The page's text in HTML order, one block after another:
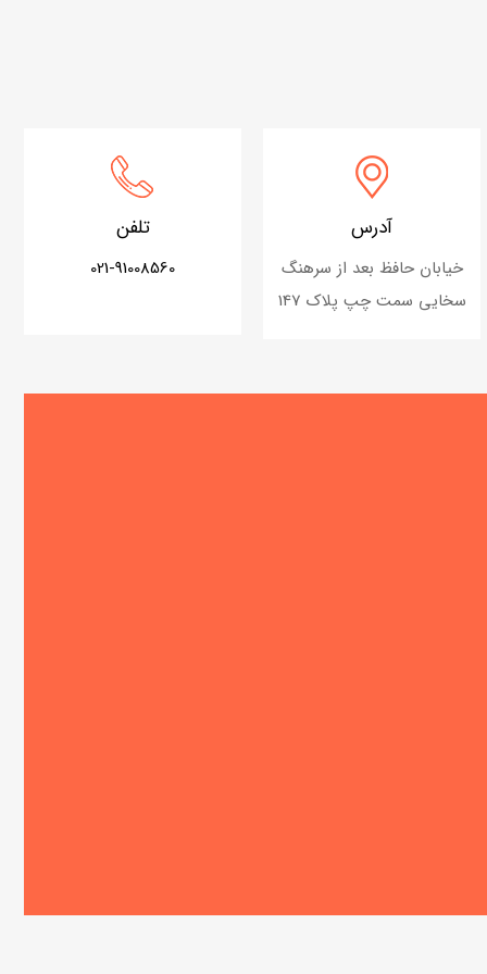
تلفن
021-91008560
آدرس
خیابان حافظ بعد از سرهنگ
سخایی سمت چپ پلاک 147